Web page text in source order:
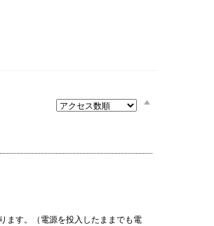
ます。（電源を投入したままでも電